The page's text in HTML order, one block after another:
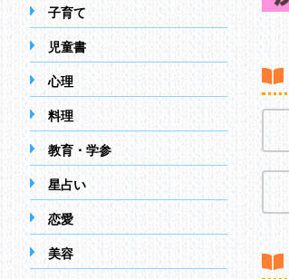
子育て
児童書
心理
料理
教育・学参
星占い
恋愛
美容